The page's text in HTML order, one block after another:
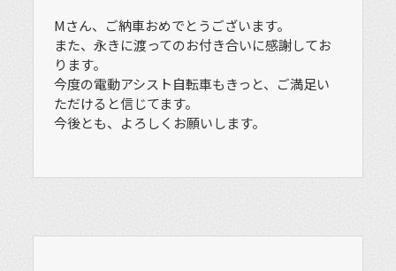
Mさん、ご納車おめでとうございます。
また、永きに渡ってのお付き合いに感謝してお
ります。
今度の電動アシスト自転車もきっと、ご満足い
ただけると信じてます。
今後とも、よろしくお願いします。